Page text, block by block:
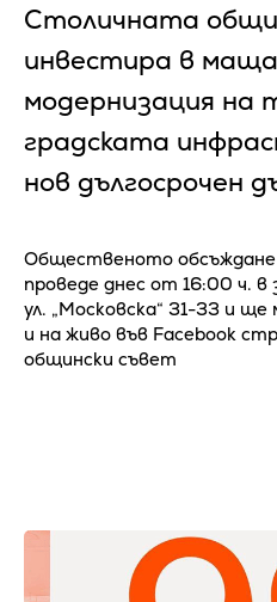
Столичната
инвестира в
модернизация на
градската
нов дългосрочен
Общественото
проведе днес от 16:00 ч.
ул. „Московска“ 31-33 и
и на живо във Facebook
общински съвет